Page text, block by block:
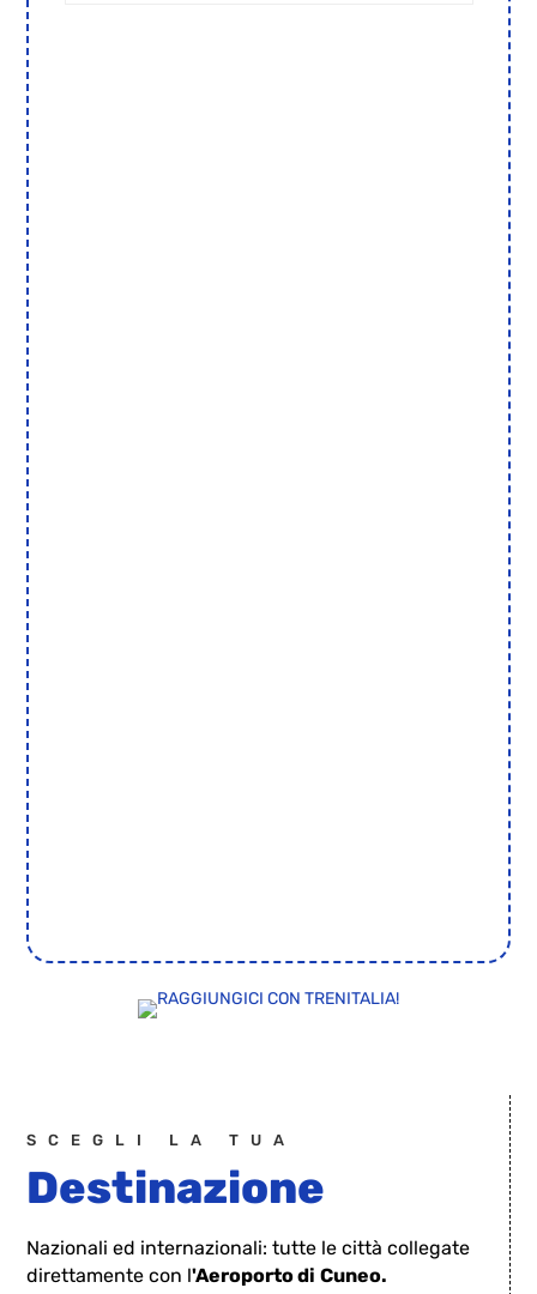
SCEGLI LA TUA
Destinazione
Nazionali ed internazionali: tutte le città collegate
direttamente con l'Aeroporto di Cuneo.